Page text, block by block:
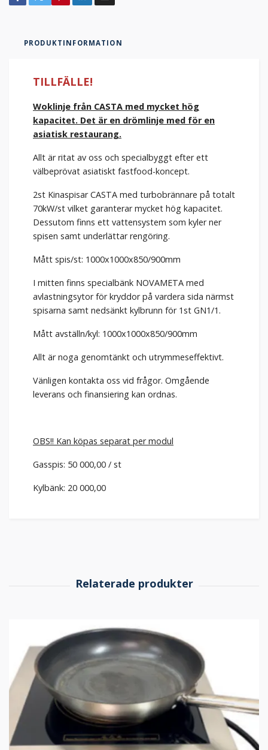
PRODUKTINFORMATION
TILLFÄLLE!
Woklinje från CASTA med mycket hög
kapacitet. Det är en drömlinje med för en
asiatisk restaurang.
Allt är ritat av oss och specialbyggt efter ett
välbeprövat asiatiskt fastfood-koncept.
2st Kinaspisar CASTA med turbobrännare på totalt
70kW/st vilket garanterar mycket hög kapacitet.
Dessutom finns ett vattensystem som kyler ner
spisen samt underlättar rengöring.
Mått spis/st: 1000x1000x850/900mm
I mitten finns specialbänk NOVAMETA med
avlastningsytor för kryddor på vardera sida närmst
spisarna samt nedsänkt kylbrunn för 1st GN1/1.
Mått avställn/kyl: 1000x1000x850/900mm
Allt är noga genomtänkt och utrymmeseffektivt.
Vänligen kontakta oss vid frågor. Omgående
leverans och finansiering kan ordnas.
OBS!! Kan köpas separat per modul
Gasspis: 50 000,00 / st
Kylbänk: 20 000,00